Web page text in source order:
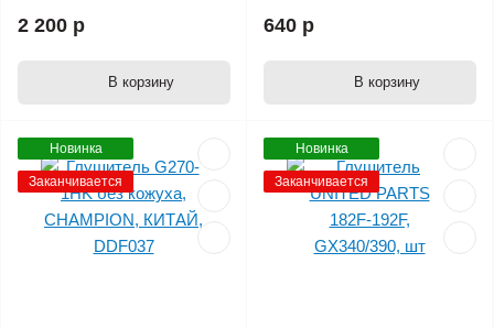
2 200 р
В корзину
640 р
В корзину
Новинка
Заканчивается
Новинка
Заканчивается